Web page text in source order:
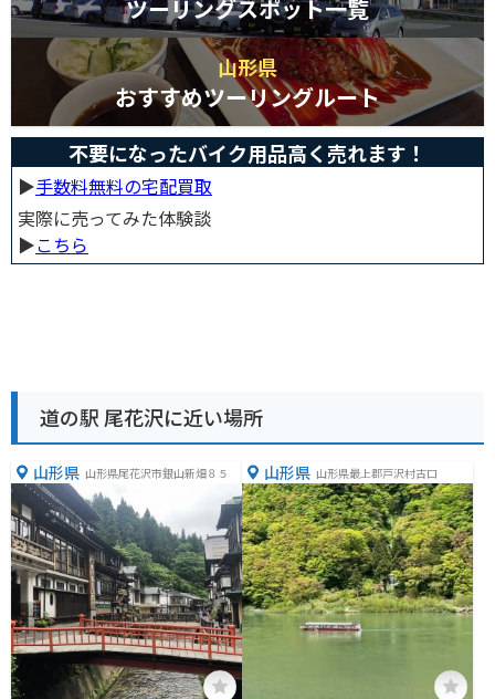
ツーリングスポット一覧
山形県
おすすめツーリングルート
不要になったバイク用品高く売れます！
▶︎手数料無料の宅配買取
実際に売ってみた体験談
▶︎こちら
道の駅 尾花沢に近い場所
山形県 山形県尾花沢市銀山新畑８５ 山形県 山形県最上郡戸沢村古口